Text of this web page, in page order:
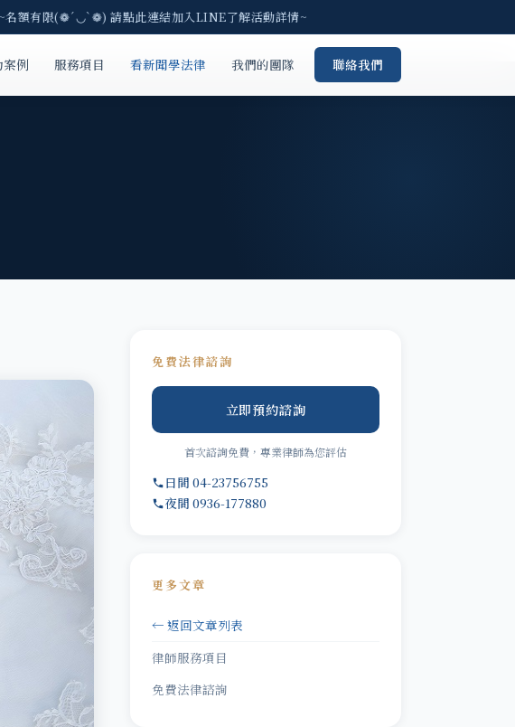
有限(❁´◡`❁) 請點此連結加入LINE了解活動詳情~
案例 服務項目 看新聞學法律 我們的團隊 聯絡我們
免費法律諮詢
立即預約諮詢
首次諮詢免費，專業律師為您評估
日間 04-23756755
夜間 0936-177880
更多文章
← 返回文章列表
律師服務項目
免費法律諮詢